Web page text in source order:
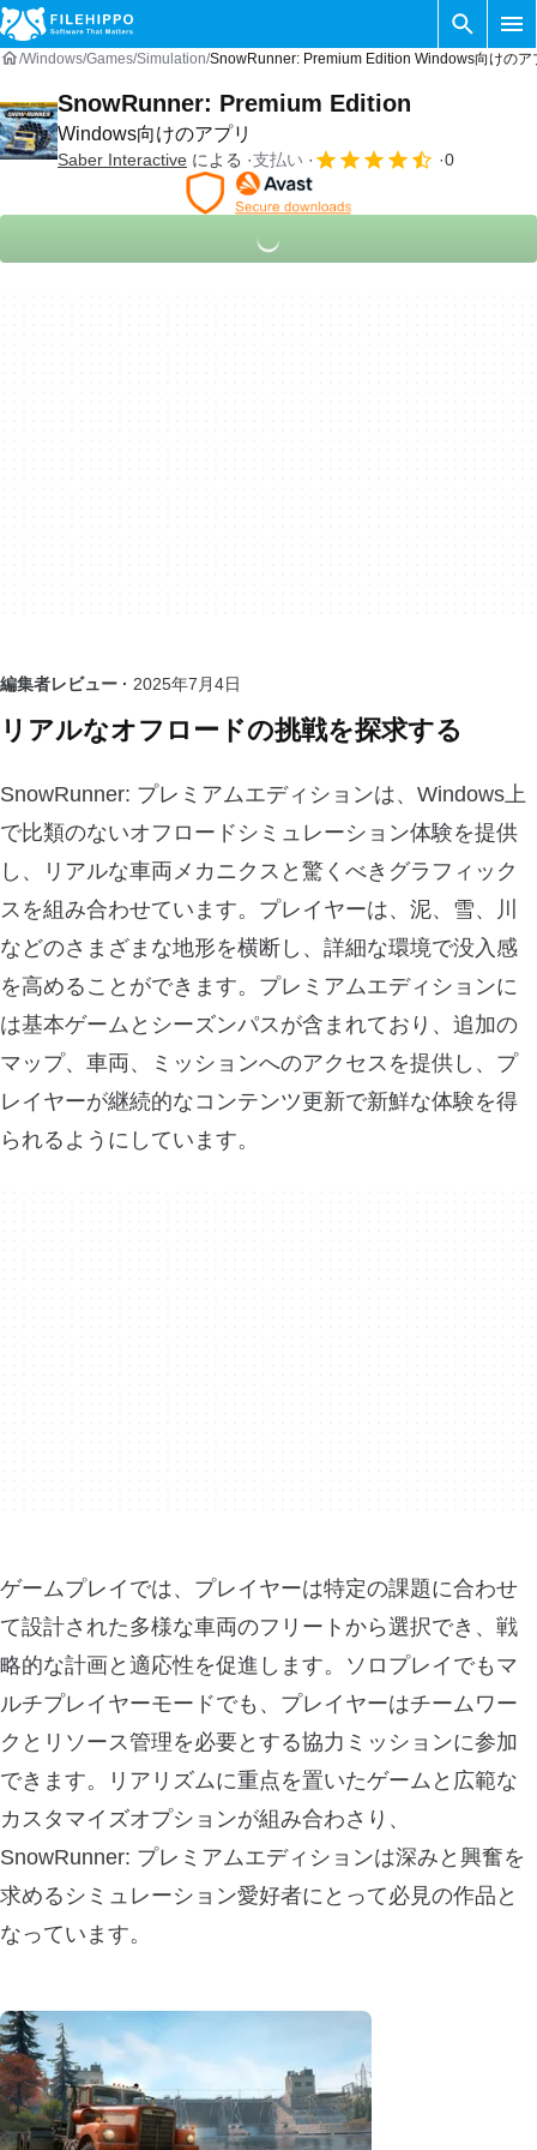
Windows Games Simulation SnowRunner: Premium Edition Windows向けのア
SnowRunner: Premium Edition
Windows向けのアプリ
Saber Interactive による 支払い 0
編集者レビュー · 2025年7月4日
リアルなオフロードの挑戦を探求する
SnowRunner: プレミアムエディションは、Windows上
で比類のないオフロードシミュレーション体験を提供
し、リアルな車両メカニクスと驚くべきグラフィック
スを組み合わせています。プレイヤーは、泥、雪、川
などのさまざまな地形を横断し、詳細な環境で没入感
を高めることができます。プレミアムエディションに
は基本ゲームとシーズンパスが含まれており、追加の
マップ、車両、ミッションへのアクセスを提供し、プ
レイヤーが継続的なコンテンツ更新で新鮮な体験を得
られるようにしています。
ゲームプレイでは、プレイヤーは特定の課題に合わせ
て設計された多様な車両のフリートから選択でき、戦
略的な計画と適応性を促進します。ソロプレイでもマ
ルチプレイヤーモードでも、プレイヤーはチームワー
クとリソース管理を必要とする協力ミッションに参加
できます。リアリズムに重点を置いたゲームと広範な
カスタマイズオプションが組み合わさり、
SnowRunner: プレミアムエディションは深みと興奮を
求めるシミュレーション愛好者にとって必見の作品と
なっています。